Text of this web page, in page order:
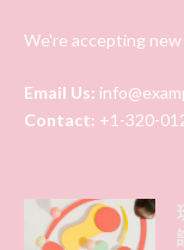
We're accepting
Email Us:
Contact: +1-320-